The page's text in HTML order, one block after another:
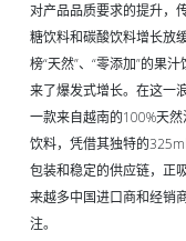
对产品品质要求的提升，
糖饮料和碳酸饮料增长放
榜“天然”、“零添加”的果
来了爆发式增长。在这一浪
一款来自越南的100%天
饮料，凭借其独特的
包装和稳定的供应链，正
来越多中国进口商和经销
注。